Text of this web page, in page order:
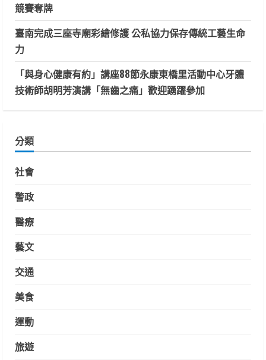
競賽奪牌
臺南完成三座寺廟彩繪修護 公私協力保存傳統工藝生命
力
「與身心健康有約」講座88節永康東橋里活動中心牙體
技術師胡明芳演講「無齒之痛」歡迎踴躍參加
分類
社會
警政
醫療
藝文
交通
美食
運動
旅遊